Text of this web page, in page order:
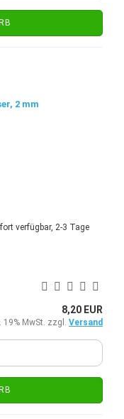
verfügbar, 2-3 Tage
8,20 EUR
19% MwSt. zzgl. Versand